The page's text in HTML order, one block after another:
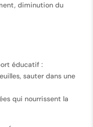
diminution du
éducatif :
sauter dans une
qui nourrissent la